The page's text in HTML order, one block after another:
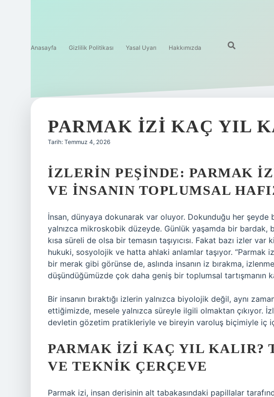
Anasayfa Gizlilik Politikası Yasal Uyarı Hakkımızda
PARMAK IZI KAÇ YIL
Tarih: Temmuz 4, 2026
İZLERIN PEŞINDE: PARMAK
VE INSANIN TOPLUMSAL
İnsan, dünyaya dokunarak var oluyor. Dokunduğu her şeyde
yalnızca mikroskobik düzeyde. Günlük yaşamda bir bardak,
kısa süreli de olsa bir temasın taşıyıcısı. Fakat bazı izler
hukuki, sosyolojik ve hatta ahlaki anlamlar taşıyor. “Parmak
bir merak gibi görünse de, aslında insanın iz bırakma,
düşündüğümüzde çok daha geniş bir toplumsal tartışmanın
Bir insanın bıraktığı izlerin yalnızca biyolojik değil, aynı
ettiğimizde, mesele yalnızca süreyle ilgili olmaktan çıkıyor.
devletin gözetim pratikleriyle ve bireyin varoluş biçimiyle iç
PARMAK IZI KAÇ YIL KALIR?
VE TEKNIK ÇERÇEVE
Parmak izi, insan derisinin alt tabakasındaki papillalar